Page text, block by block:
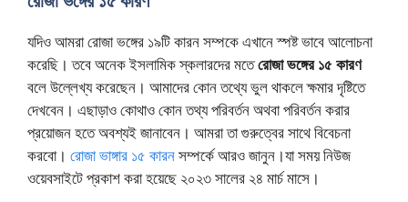
যদিও আমরা রোজা ভঙ্গের ১৯টি কারন সম্পকে এখানে স্পষ্ট ভাবে আলোচনা
করেছি। তবে অনেক ইসলামিক স্কলারদের মতেরোজা ভঙ্গের ১৫ কারণ
বলে উল্লেখ্য করেছেন। আমাদের কোন তথ্যে ভুল থাকলে ক্ষমার দৃষ্টিতে
দেখবেন। এছাড়াও কোথাও কোন তথ্য পরিবর্তন অথবা পরিবর্তন করার
প্রয়োজন হতে অবশ্যই জানাবেন। আমরা তা গুরুত্বের সাথে বিবেচনা
করবো। রোজা ভাঙ্গার ১৫ কারনসম্পর্কে আরও জানুন।যা সময় নিউজ
ওয়েবসাইটে প্রকাশ করা হয়েছে ২০২৩ সালের ২৪ মার্চ মাসে।